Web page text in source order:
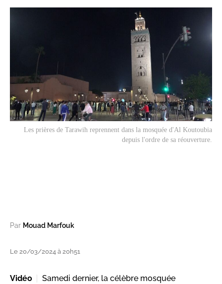
Les prières de Tarawih reprennent dans la mosquée d'Al Koutoubia
depuis l'ordre de sa réouverture.
Par Mouad Marfouk
Le 20/03/2024 à 20h51
Vidéo
Samedi dernier, la célèbre mosquée